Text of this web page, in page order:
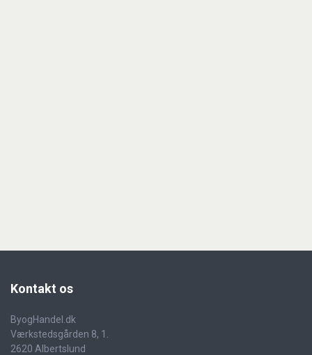
Kontakt os
ByogHandel.dk
Værkstedsgården 8, 1.
2620 Albertslund